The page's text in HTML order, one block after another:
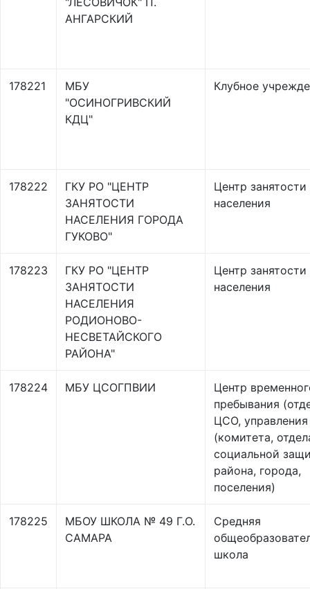
АНГАРСКИЙ
178221
МБУ
"ОСИНОГРИВСКИЙ
КДЦ"
Клубное
178222
ГКУ РО "ЦЕНТР
ЗАНЯТОСТИ
НАСЕЛЕНИЯ ГОРОДА
ГУКОВО"
Центр занятости
населения
178223
ГКУ РО "ЦЕНТР
ЗАНЯТОСТИ
НАСЕЛЕНИЯ
РОДИОНОВО-
НЕСВЕТАЙСКОГО
РАЙОНА"
Центр занятости
населения
178224 МБУ ЦСОГПВИИ
Центр
пребывания
ЦСО, управления
(комитета,
социальной
района, города,
поселения)
178225
МБОУ ШКОЛА № 49 Г.О.
САМАРА
Средняя
школа